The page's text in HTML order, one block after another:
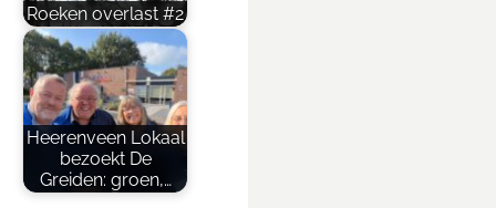
Roeken overlast #2
Heerenveen Lokaal
bezoekt De
Greiden: groen,…